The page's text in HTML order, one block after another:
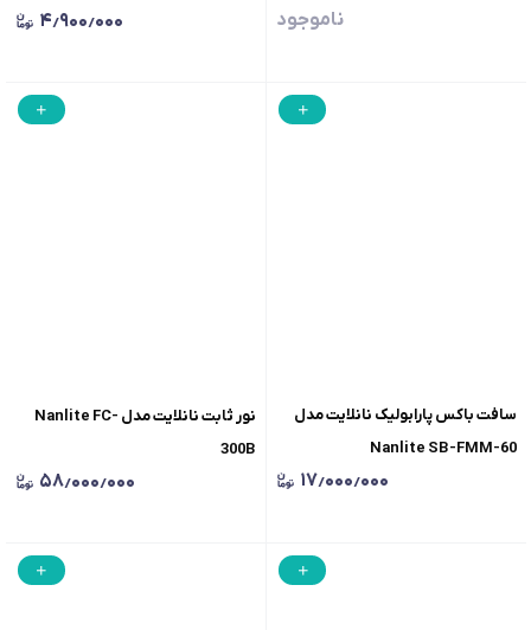
ناموجود ۴٫۹۰۰٫۰۰۰
سافت باکس پارابولیک نانلایت مدل
Nanlite SB-FMM-60
۱۷٫۰۰۰٫۰۰۰
نور ثابت نانلایت مدل Nanlite FC-
300B
۵۸٫۰۰۰٫۰۰۰